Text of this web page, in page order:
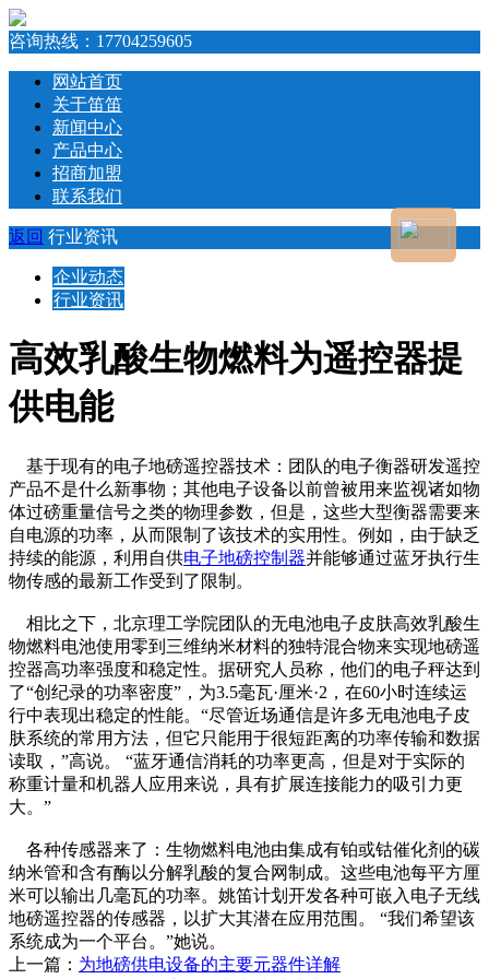
咨询热线： 17704259605
网站首页
关于笛笛
新闻中心
产品中心
招商加盟
联系我们
返回 行业资讯
企业动态
行业资讯
高效乳酸生物燃料为遥控器提
供电能
基于现有的电子地磅遥控器技术：团队的电子衡器研发遥控
产品不是什么新事物；其他电子设备以前曾被用来监视诸如物
体过磅重量信号之类的物理参数，但是，这些大型衡器需要来
自电源的功率，从而限制了该技术的实用性。例如，由于缺乏
持续的能源，利用自供电子地磅控制器并能够通过蓝牙执行生
物传感的最新工作受到了限制。
相比之下，北京理工学院团队的无电池电子皮肤高效乳酸生
物燃料电池使用零到三维纳米材料的独特混合物来实现地磅遥
控器高功率强度和稳定性。据研究人员称，他们的电子秤达到
了“创纪录的功率密度”，为3.5毫瓦·厘米·2，在60小时连续运
行中表现出稳定的性能。“尽管近场通信是许多无电池电子皮
肤系统的常用方法，但它只能用于很短距离的功率传输和数据
读取，”高说。 “蓝牙通信消耗的功率更高，但是对于实际的
称重计量和机器人应用来说，具有扩展连接能力的吸引力更
大。”
各种传感器来了：生物燃料电池由集成有铂或钴催化剂的碳
纳米管和含有酶以分解乳酸的复合网制成。这些电池每平方厘
米可以输出几毫瓦的功率。姚笛计划开发各种可嵌入电子无线
地磅遥控器的传感器，以扩大其潜在应用范围。 “我们希望该
系统成为一个平台。”她说。
上一篇： 为地磅供电设备的主要元器件详解